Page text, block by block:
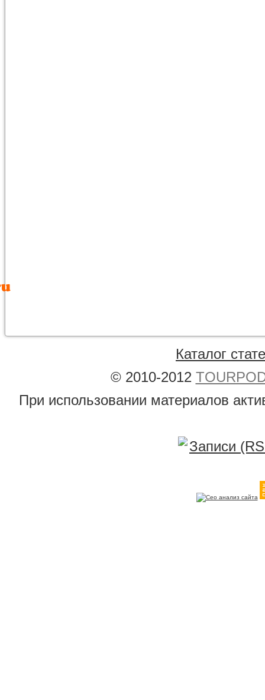
Каталог
© 2010-2012
При использовании материалов
Записи